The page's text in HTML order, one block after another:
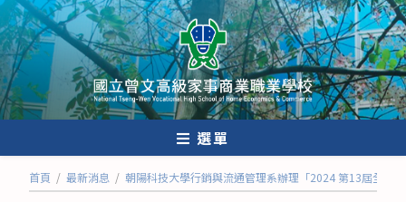
跳
轉
至
主
要
內
選單
首頁 / 最新消息 / 朝陽科技大學行銷與流通管理系辦理「2024 第13屆全國